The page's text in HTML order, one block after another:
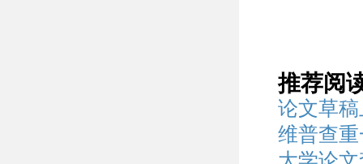
推荐阅
论文草
维普查